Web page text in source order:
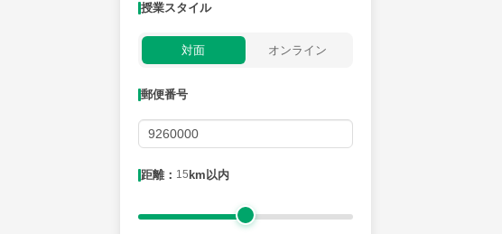
授業スタイル
対面 オンライン
郵便番号
距離： 15 km以内
月曜日 火曜日
距離：15km以内
年齢：18-101歳